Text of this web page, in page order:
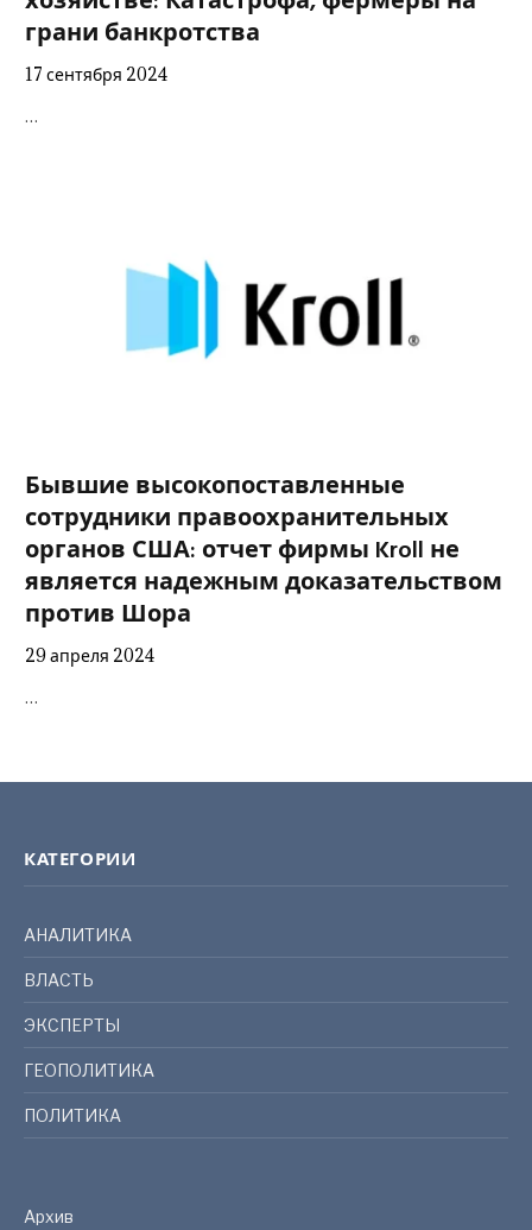
грани банкротства
17 сентября 2024
…
Бывшие высокопоставленные
сотрудники правоохранительных
органов США: отчет фирмы Kroll не
является надежным доказательством
против Шора
29 апреля 2024
…
КАТЕГОРИИ
АНАЛИТИКА
ВЛАСТЬ
ЭКСПЕРТЫ
ГЕОПОЛИТИКА
ПОЛИТИКА
Архив